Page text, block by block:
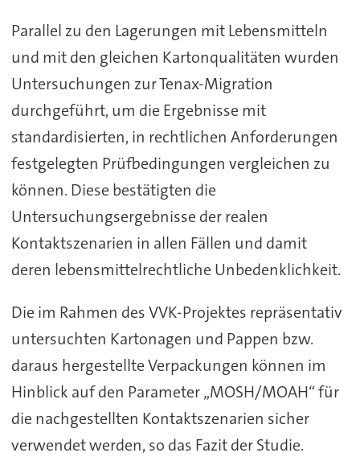
Parallel zu den Lagerungen mit Lebensmitteln
und mit den gleichen Kartonqualitäten wurden
Untersuchungen zur Tenax-Migration
durchgeführt, um die Ergebnisse mit
standardisierten, in rechtlichen Anforderungen
festgelegten Prüfbedingungen vergleichen zu
können. Diese bestätigten die
Untersuchungsergebnisse der realen
Kontaktszenarien in allen Fällen und damit
deren lebensmittelrechtliche Unbedenklichkeit.
Die im Rahmen des VVK-Projektes repräsentativ
untersuchten Kartonagen und Pappen bzw.
daraus hergestellte Verpackungen können im
Hinblick auf den Parameter „MOSH/MOAH“ für
die nachgestellten Kontaktszenarien sicher
verwendet werden, so das Fazit der Studie.